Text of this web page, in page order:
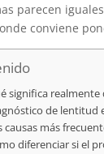
parecen
conviene
significa
de lentitud
causas más
diferenciar si el